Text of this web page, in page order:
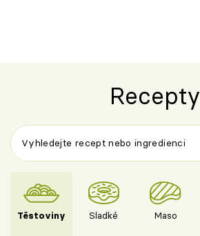
Recepty
Těstoviny Sladké Maso